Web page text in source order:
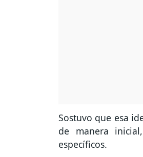
Sostuvo que esa
de manera
específicos.